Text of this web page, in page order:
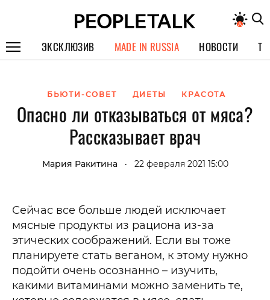
ЭКСКЛЮЗИВ
СПЕЦПРОЕКТЫ
ИНТЕРВЬЮ
ПОКОЛЕНИЕ
MADE IN RUSSIA НОВОСТИ
БЬЮТИ-СОВЕТ ДИЕТЫ КРАСОТА
Опасно ли отказываться от мяса?
Рассказывает врач
Мария Ракитина • 22 февраля 2021 15:00
Сейчас все больше людей исключает
мясные продукты из рациона из-за
этических соображений. Если вы тоже
планируете стать веганом, к этому нужно
подойти очень осознанно – изучить,
какими витаминами можно заменить те,